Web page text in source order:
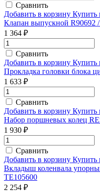
Сравнить
Добавить в корзину Купить
Клапан выпускной R90692
1 364 ₽
Сравнить
Добавить в корзину Купить
Прокладка головки блока
1 633 ₽
Сравнить
Добавить в корзину Купить
Набор поршневых колец
1 930 ₽
Сравнить
Добавить в корзину Купить
Вкладыш коленвала
TE105600
2 254 ₽